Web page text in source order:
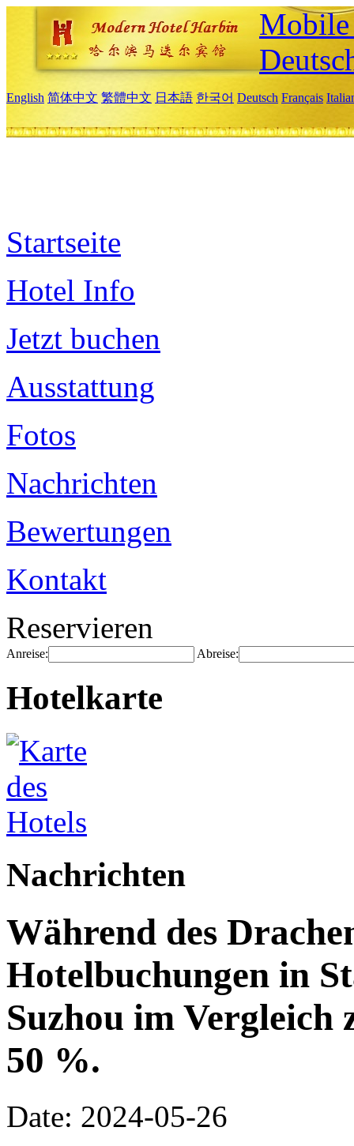
English 简体中文 繁體中文 日本語 한국어 Deutsch Français
Startseite
Hotel Info
Jetzt buchen
Ausstattung
Fotos
Nachrichten
Bewertungen
Kontakt
Reservieren
Anreise: Abreise:
Hotelkarte
Nachrichten
Während des
Hotelbuchungen in
Suzhou im
50 %.
Date: 2024-05-26